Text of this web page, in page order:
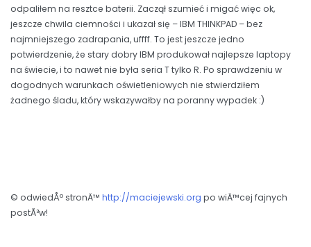
odpaliłem na resztce baterii. Zaczął szumieć i migać więc ok,
jeszcze chwila ciemności i ukazał się – IBM THINKPAD – bez
najmniejszego zadrapania, uffff. To jest jeszcze jedno
potwierdzenie, że stary dobry IBM produkował najlepsze laptopy
na świecie, i to nawet nie była seria T tylko R. Po sprawdzeniu w
dogodnych warunkach oświetleniowych nie stwierdziłem
żadnego śladu, który wskazywałby na poranny wypadek :)
© odwiedÅº stronÄ™ http://maciejewski.org po wiÄ™cej fajnych
postÃ³w!